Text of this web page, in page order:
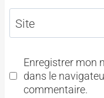
Site
Enregistrer mon
dans le
commentaire.